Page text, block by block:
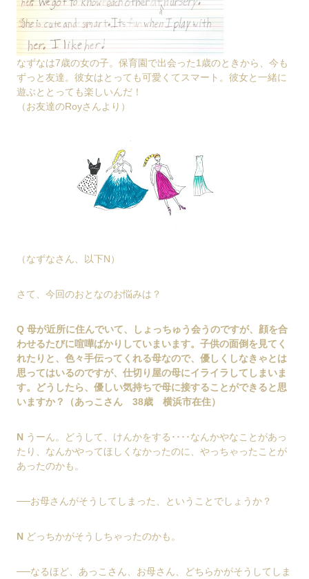
なずなは7歳の女の子。保育園で出会った1歳のときから、今も
ずっと友達。彼女はとっても可愛くてスマート。彼女と一緒に
遊ぶととっても楽しいんだ！
（お友達のRoyさんより）
（なずなさん、以下N）
さて、今回のおとなのお悩みは？
Q 母が近所に住んでいて、しょっちゅう会うのですが、顔を合
わせるたびに喧嘩ばかりしていまいます。子供の面倒を見てく
れたりと、色々手伝ってくれる母なので、優しくしなきゃとは
思ってはいるのですが、仕切り屋の母にイライラしてしまいま
す。どうしたら、優しい気持ちで母に接することができると思
いますか？（あっこさん 38歳 横浜市在住）
N うーん。どうして、けんかをする････なんかやなことがあっ
たり、なんかやってほしくなかったのに、やっちゃったことが
あったのかも。
──お母さんがそうしてしまった、ということでしょうか？
N どっちかがそうしちゃったのかも。
──なるほど、あっこさん、お母さん、どちらかがそうしてしま